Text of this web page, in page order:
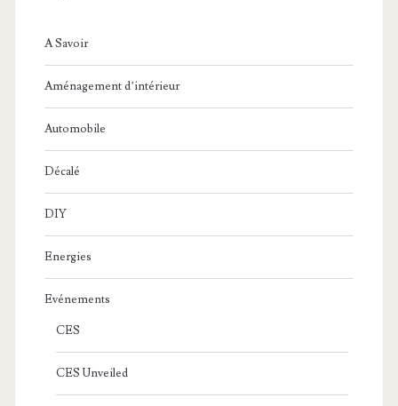
A Savoir
Aménagement d’intérieur
Automobile
Décalé
DIY
Energies
Evénements
CES
CES Unveiled